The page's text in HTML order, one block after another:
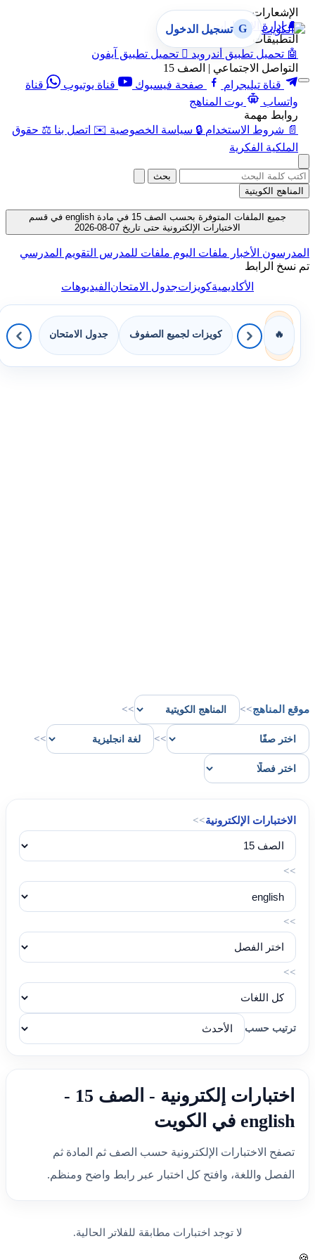
الإشعارات
🔔 إدارة الإشعارات
التطبيقات
🤖 تحميل تطبيق أندرويد  تحميل تطبيق آيفون
التواصل الاجتماعي | الصف 15
قناة تيليجرام
صفحة فيسبوك قناة يوتيوب
قناة
واتساب
بوت المناهج
روابط مهمة
📄 شروط الاستخدام 🔒 سياسة الخصوصية ✉️ اتصل بنا ⚖️ حقوق
الملكية الفكرية
G تسجيل الدخول
بحث
المناهج الكويتية
جميع الملفات المتوفرة بحسب الصف 15 في مادة english في قسم
الاختبارات الإلكترونية حتى تاريخ 07-08-2026
المدرسون الأخبار ملفات اليوم ملفات للمدرس التقويم المدرسي
تم نسخ الرابط
الأكاديميةكويزاتجدول الامتحانالفيديوهات
🔥 كويزات لجميع الصفوف جدول الامتحان
موقع المناهج>>
>>
>>
>>
الاختبارات الإلكترونية>>
>>
>>
>>
ترتيب حسب
اختبارات إلكترونية - الصف 15 -
english في الكويت
تصفح الاختبارات الإلكترونية حسب الصف ثم المادة ثم
الفصل واللغة، وافتح كل اختبار عبر رابط واضح ومنظم.
لا توجد اختبارات مطابقة للفلاتر الحالية.